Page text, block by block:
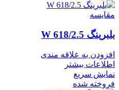
مقايسه
بلبرینگ W 618/2.5
افزودن به علاقه مندی
اطلاعات بیشتر
نمایش سریع
فروخته شده